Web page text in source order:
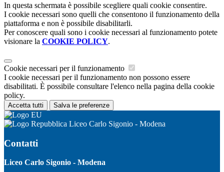
In questa schermata è possibile scegliere quali cookie consentire.
I cookie necessari sono quelli che consentono il funzionamento della
piattaforma e non è possibile disabilitarli.
Per conoscere quali sono i cookie necessari al funzionamento potete
visionare la COOKIE POLICY.
Cookie necessari per il funzionamento
I cookie necessari per il funzionamento non possono essere
disabilitati. È possibile consultare l'elenco nella pagina della cookie
policy.
Accetta tutti Salva le preferenze
Liceo Carlo Sigonio - Modena
Contatti
Liceo Carlo Sigonio - Modena